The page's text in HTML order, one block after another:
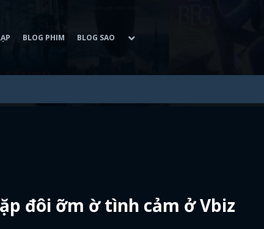
BLOG PHIM BLOG SAO
đôi ỡm ờ tình cảm ở Vbiz